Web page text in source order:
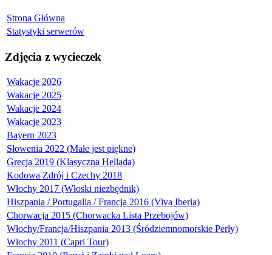
Strona Główna
Statystyki serwerów
Zdjęcia z wycieczek
Wakacje 2026
Wakacje 2025
Wakacje 2024
Wakacje 2023
Bayern 2023
Słowenia 2022 (Małe jest piękne)
Grecja 2019 (Klasyczna Hellada)
Kodowa Zdrój i Czechy 2018
Włochy 2017 (Włoski niezbędnik)
Hiszpania / Portugalia / Francja 2016 (Viva Iberia)
Chorwacja 2015 (Chorwacka Lista Przebojów)
Włochy/Francja/Hiszpania 2013 (Śródziemnomorskie Perły)
Włochy 2011 (Capri Tour)